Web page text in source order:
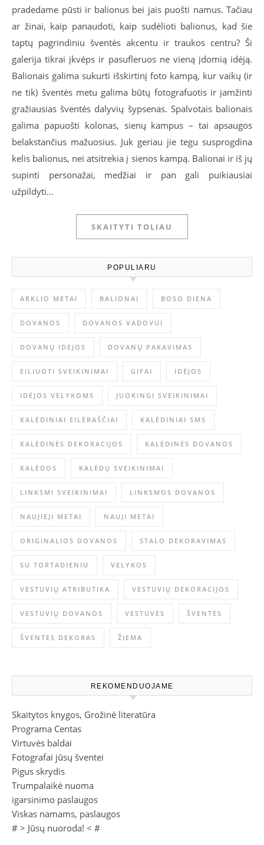
pradedame pūsti ir balionus bei jais puošti namus. Tačiau
ar žinai, kaip panaudoti, kaip sudėlioti balionus, kad šie
taptų pagrindiniu šventės akcentu ir traukos centru? Ši
galerija tikrai įkvėps ir pasufleruos ne vieną įdomią idėją.
Balionais galima sukurti išskirtinį foto kampą, kur vaikų (ir
ne tik) šventės metu galima būtų fotografuotis ir įamžinti
gražiausias šventės dalyvių šypsenas. Spalvotais balionais
galima papuošti kolonas, sienų kampus – tai apsaugos
belakstančius mažuosius. Juk geriau jie tegu susprogdina
kelis balionus, nei atsitrekia į sienos kampą. Balionai ir iš jų
supinti personažai, medžiai ir pan gali puikiausiai
užpildyti…
SKAITYTI TOLIAU
POPULIARU
ARKLIO METAI BALIONAI BOSO DIENA
DOVANOS DOVANOS VADOVUI
DOVANŲ IDĖJOS DOVANŲ PAKAVIMAS
EILIUOTI SVEIKINIMAI GIFAI IDĖJOS
IDĖJOS VELYKOMS JUOKINGI SVEIKINIMAI
KALĖDINIAI EILĖRAŠČIAI KALĖDINIAI SMS
KALĖDINĖS DEKORACIJOS KALĖDINĖS DOVANOS
KALĖDOS KALĖDŲ SVEIKINIMAI
LINKSMI SVEIKINIMAI LINKSMOS DOVANOS
NAUJIEJI METAI NAUJI METAI
ORIGINALIOS DOVANOS STALO DEKORAVIMAS
SU TORTADIENIU VELYKOS
VESTUVIŲ ATRIBUTIKA VESTUVIŲ DEKORACIJOS
VESTUVIŲ DOVANOS VESTUVĖS ŠVENTĖS
ŠVENTĖS DEKORAS ŽIEMA
REKOMENDUOJAME
Skaitytos knygos, Grožinė literatūra
Programa Centas
Virtuvės baldai
Fotografai jūsų šventei
Pigus skrydis
Trumpalaikė nuoma
igarsinimo paslaugos
Viskas namams, paslaugos
# > Jūsų nuoroda! < #